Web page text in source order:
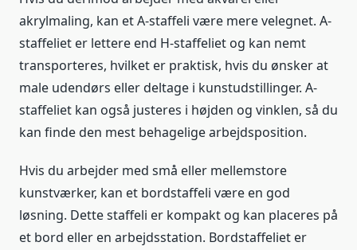
akrylmaling, kan et A-staffeli være mere velegnet. A-
staffeliet er lettere end H-staffeliet og kan nemt
transporteres, hvilket er praktisk, hvis du ønsker at
male udendørs eller deltage i kunstudstillinger. A-
staffeliet kan også justeres i højden og vinklen, så du
kan finde den mest behagelige arbejdsposition.
Hvis du arbejder med små eller mellemstore
kunstværker, kan et bordstaffeli være en god
løsning. Dette staffeli er kompakt og kan placeres på
et bord eller en arbejdsstation. Bordstaffeliet er